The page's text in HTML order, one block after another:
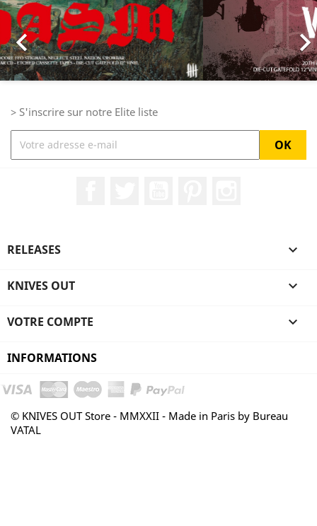

> S'inscrire sur notre Elite liste
RELEASES 
KNIVES OUT 
VOTRE COMPTE 
INFORMATIONS
© KNIVES OUT Store - MMXXII - Made in Paris by Bureau
VATAL